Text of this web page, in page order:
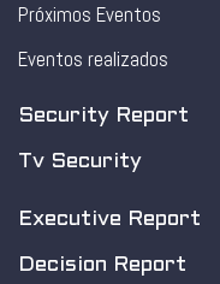
Próximos Eventos
Eventos realizados
Security Report
Tv Security
Executive Report
Decision Report